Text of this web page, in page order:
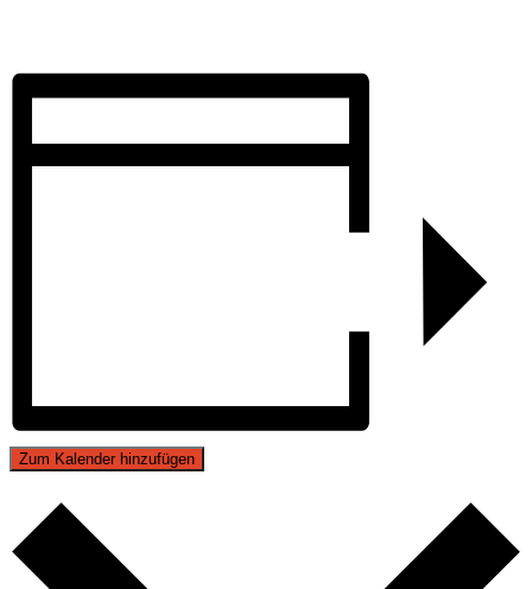
Zum Kalender hinzufügen